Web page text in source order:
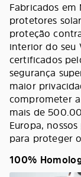
Fabricados
protetores
proteção
interior do seu
certificados
segurança
maior
comprometer
mais de
Europa,
para proteger
100%